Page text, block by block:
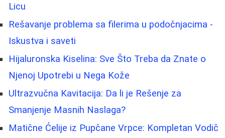
Licu
Rešavanje problema sa filerima u podočnjacima -
Iskustva i saveti
Hijaluronska Kiselina: Sve Što Treba da Znate o
Njenoj Upotrebi u Nega Kože
Ultrazvučna Kavitacija: Da li je Rešenje za
Smanjenje Masnih Naslaga?
Matične Ćelije iz Pupčane Vrpce: Kompletan Vodič